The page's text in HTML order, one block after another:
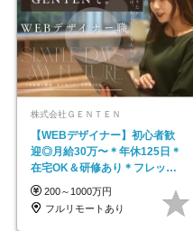
株式会社ＧＥＮＴＥＮ
【WEBデザイナー】初⼼者歓
迎◎⽉給30万〜＊年休125⽇＊
在宅OK＆研修あり＊フレック
ス
200～1000万円
フルリモートあり